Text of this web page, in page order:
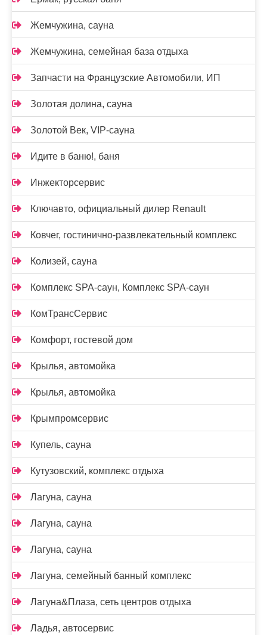
Жемчужина, сауна
Жемчужина, семейная база отдыха
Запчасти на Французские Автомобили, ИП
Золотая долина, сауна
Золотой Век, VIP-сауна
Идите в баню!, баня
Инжекторсервис
Ключавто, официальный дилер Renault
Ковчег, гостинично-развлекательный комплекс
Колизей, сауна
Комплекс SPA-саун, Комплекс SPA-саун
КомТрансСервис
Комфорт, гостевой дом
Крылья, автомойка
Крылья, автомойка
Крымпромсервис
Купель, сауна
Кутузовский, комплекс отдыха
Лагуна, сауна
Лагуна, сауна
Лагуна, сауна
Лагуна, семейный банный комплекс
Лагуна&Плаза, сеть центров отдыха
Ладья, автосервис